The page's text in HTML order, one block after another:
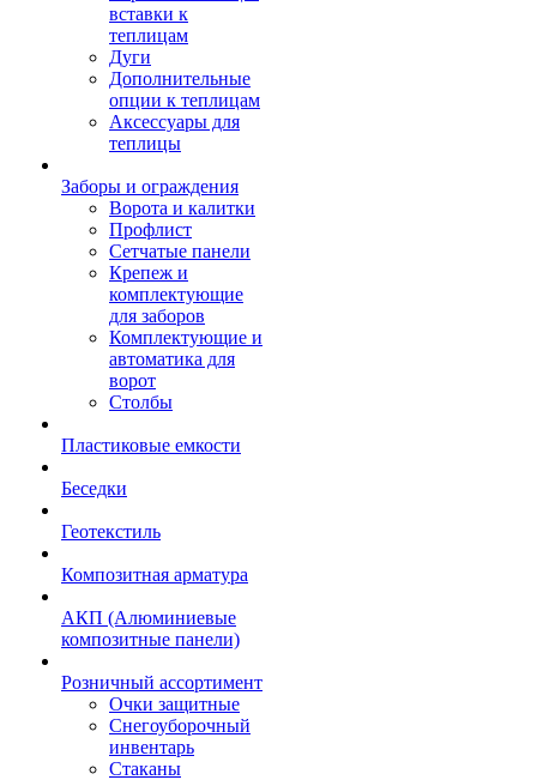
вставки к
теплицам
Дуги
Дополнительные
опции к теплицам
Аксессуары для
теплицы
Заборы и ограждения
Ворота и калитки
Профлист
Сетчатые панели
Крепеж и
комплектующие
для заборов
Комплектующие и
автоматика для
ворот
Столбы
Пластиковые емкости
Беседки
Геотекстиль
Композитная арматура
АКП (Алюминиевые
композитные панели)
Розничный ассортимент
Очки защитные
Снегоуборочный
инвентарь
Стаканы